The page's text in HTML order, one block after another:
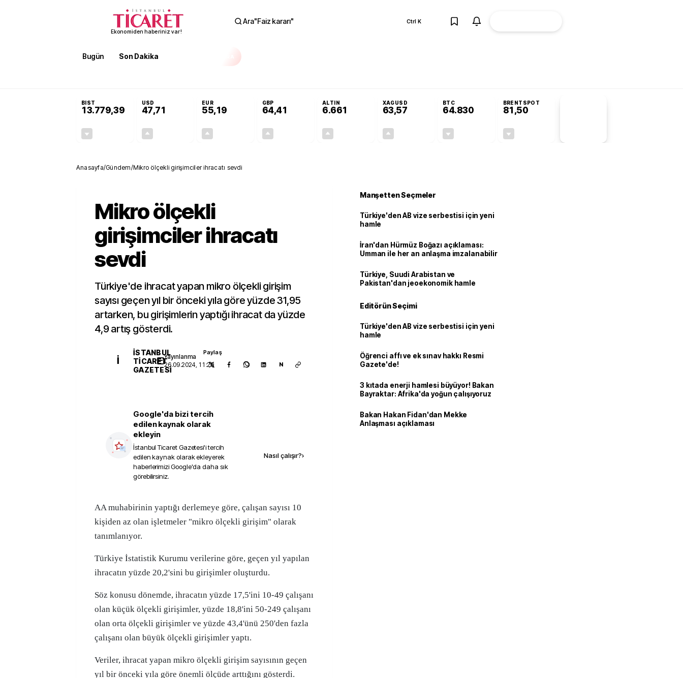
Ekonomiden haberiniz var!
Ara"Faiz kararı" Ctrl K
Bugün Son Dakika
BIST
13.779,39
USD
47,71
EUR
55,19
GBP
64,41
ALTIN
6.661
XAGUSD
63,57
BTC
64.830
BRENTSPOT
81,50
Anasayfa/Gündem/Mikro ölçekli girişimciler ihracatı sevdi
Mikro ölçekli
girişimciler ihracatı
sevdi
Türkiye'de ihracat yapan mikro ölçekli girişim
sayısı geçen yıl bir önceki yıla göre yüzde 31,95
artarken, bu girişimlerin yaptığı ihracat da yüzde
4,9 artış gösterdi.
İ
İSTANBUL
TICARET
GAZETESI
Yayınlanma
26.09.2024, 11:29
Paylaş
N
Google'da bizi tercih
edilen kaynak olarak
ekleyin
İstanbul Ticaret Gazetesi'i tercih
edilen kaynak olarak ekleyerek
haberlerimizi Google'da daha sık
görebilirsiniz.
Nasıl çalışır?›
AA muhabirinin yaptığı derlemeye göre, çalışan sayısı 10
kişiden az olan işletmeler "mikro ölçekli girişim" olarak
tanımlanıyor.
Türkiye İstatistik Kurumu verilerine göre, geçen yıl yapılan
ihracatın yüzde 20,2'sini bu girişimler oluşturdu.
Söz konusu dönemde, ihracatın yüzde 17,5'ini 10-49 çalışanı
olan küçük ölçekli girişimler, yüzde 18,8'ini 50-249 çalışanı
olan orta ölçekli girişimler ve yüzde 43,4'ünü 250'den fazla
çalışanı olan büyük ölçekli girişimler yaptı.
Veriler, ihracat yapan mikro ölçekli girişim sayısının geçen
yıl bir önceki yıla göre önemli ölçüde arttığını gösterdi.
Manşetten Seçmeler
Türkiye'den AB vize serbestisi için yeni
hamle
İran'dan Hürmüz Boğazı açıklaması:
Umman ile her an anlaşma imzalanabilir
Türkiye, Suudi Arabistan ve
Pakistan'dan jeoekonomik hamle
Editörün Seçimi
Türkiye'den AB vize serbestisi için yeni
hamle
Öğrenci affı ve ek sınav hakkı Resmi
Gazete'de!
3 kıtada enerji hamlesi büyüyor! Bakan
Bayraktar: Afrika'da yoğun çalışıyoruz
Bakan Hakan Fidan'dan Mekke
Anlaşması açıklaması